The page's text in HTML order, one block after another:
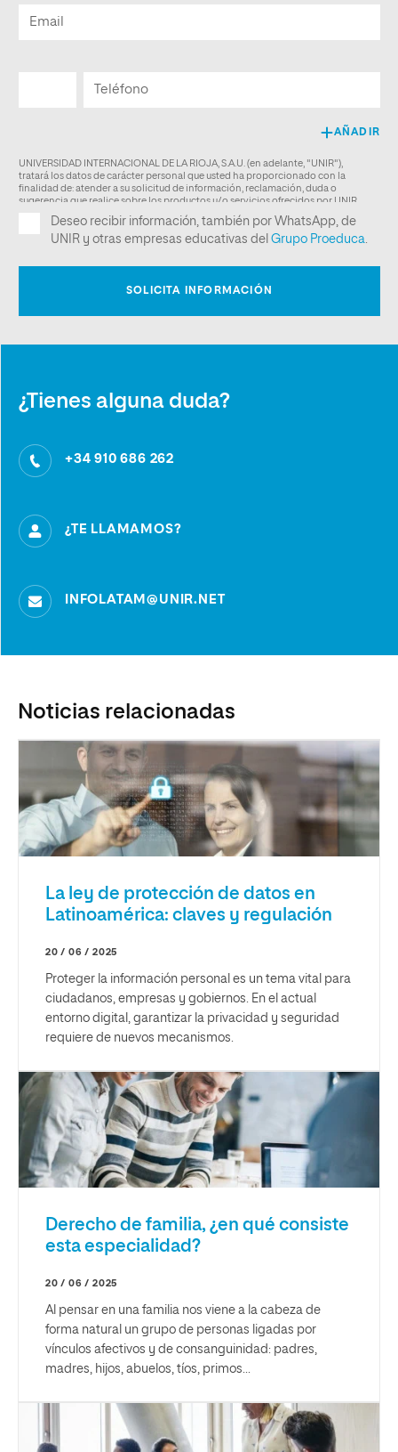
¿Tienes alguna duda?
+34 910 686 262
¿TE LLAMAMOS?
INFOLATAM@UNIR.NET
Noticias relacionadas
La ley de protección de datos en
Latinoamérica: claves y regulación
20 / 06 / 2025
Proteger la información personal es un tema vital para
ciudadanos, empresas y gobiernos. En el actual
entorno digital, garantizar la privacidad y seguridad
requiere de nuevos mecanismos.
Derecho de familia, ¿en qué consiste
esta especialidad?
20 / 06 / 2025
Al pensar en una familia nos viene a la cabeza de
forma natural un grupo de personas ligadas por
vínculos afectivos y de consanguinidad: padres,
madres, hijos, abuelos, tíos, primos...